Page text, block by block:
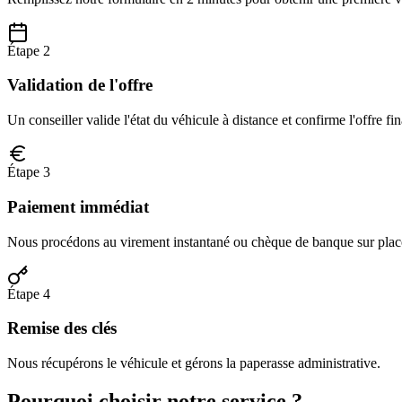
Étape 2
Validation de l'offre
Un conseiller valide l'état du véhicule à distance et confirme l'offre
Étape 3
Paiement immédiat
Nous procédons au virement instantané ou chèque de banque sur
Étape 4
Remise des clés
Nous récupérons le véhicule et gérons la paperasse administrative.